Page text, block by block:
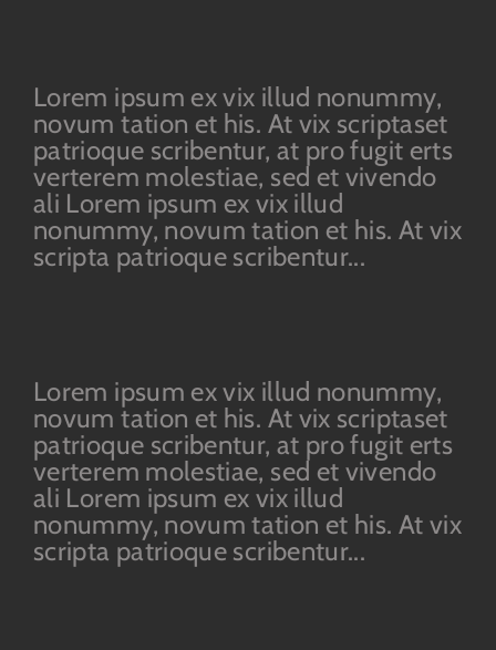
Lorem ipsum ex vix illud nonummy,
novum tation et his. At vix scriptaset
patrioque scribentur, at pro fugit erts
verterem molestiae, sed et vivendo
ali Lorem ipsum ex vix illud
nonummy, novum tation et his. At vix
scripta patrioque scribentur...
Lorem ipsum ex vix illud nonummy,
novum tation et his. At vix scriptaset
patrioque scribentur, at pro fugit erts
verterem molestiae, sed et vivendo
ali Lorem ipsum ex vix illud
nonummy, novum tation et his. At vix
scripta patrioque scribentur...